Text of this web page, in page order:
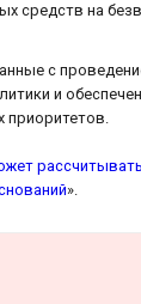
средств на
с
и
приоритетов.
».